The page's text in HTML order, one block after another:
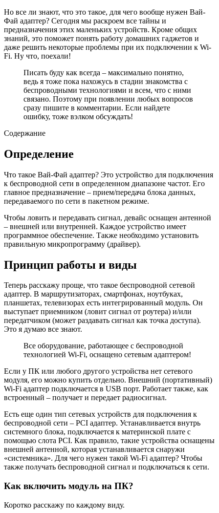
Но все ли знают, что это такое, для чего вообще нужен Вай-
Фай адаптер? Сегодня мы раскроем все тайны и
предназначения этих маленьких устройств. Кроме общих
знаний, это поможет понять работу домашних гаджетов и
даже решить некоторые проблемы при их подключении к Wi-
Fi. Ну что, поехали!
Писать буду как всегда – максимально понятно,
ведь я тоже пока нахожусь в стадии знакомства с
беспроводными технологиями и всем, что с ними
связано. Поэтому при появлении любых вопросов
сразу пишите в комментарии. Если найдете
ошибку, тоже вэлком обсуждать!
Содержание
Определение
Что такое Вай-Фай адаптер? Это устройство для подключения
к беспроводной сети в определенном диапазоне частот. Его
главное предназначение – прием/передача блока данных,
передаваемого по сети в пакетном режиме.
Чтобы ловить и передавать сигнал, девайс оснащен антенной
– внешней или внутренней. Каждое устройство имеет
программное обеспечение. Также необходимо установить
правильную микропрограмму (драйвер).
Принцип работы и виды
Теперь расскажу проще, что такое беспроводной сетевой
адаптер. В маршрутизаторах, смартфонах, ноутбуках,
планшетах, телевизорах есть интегрированный модуль. Он
выступает приемником (ловит сигнал от роутера) и/или
передатчиком (может раздавать сигнал как точка доступа).
Это я думаю все знают.
Все оборудование, работающее с беспроводной
технологией Wi-Fi, оснащено сетевым адаптером!
Если у ПК или любого другого устройства нет сетевого
модуля, его можно купить отдельно. Внешний (портативный)
Wi-Fi адаптер подключается в USB порт. Работает также, как
встроенный – получает и передает радиосигнал.
Есть еще один тип сетевых устройств для подключения к
беспроводной сети – PCI адаптер. Устанавливается внутрь
системного блока, подключается к материнской плате с
помощью слота PCI. Как правило, такие устройства оснащены
внешней антенной, которая устанавливается снаружи
«системника». Для чего нужен такой Wi-Fi адаптер? Чтобы
также получать беспроводной сигнал и подключаться к сети.
Как включить модуль на ПК?
Коротко расскажу по каждому виду.